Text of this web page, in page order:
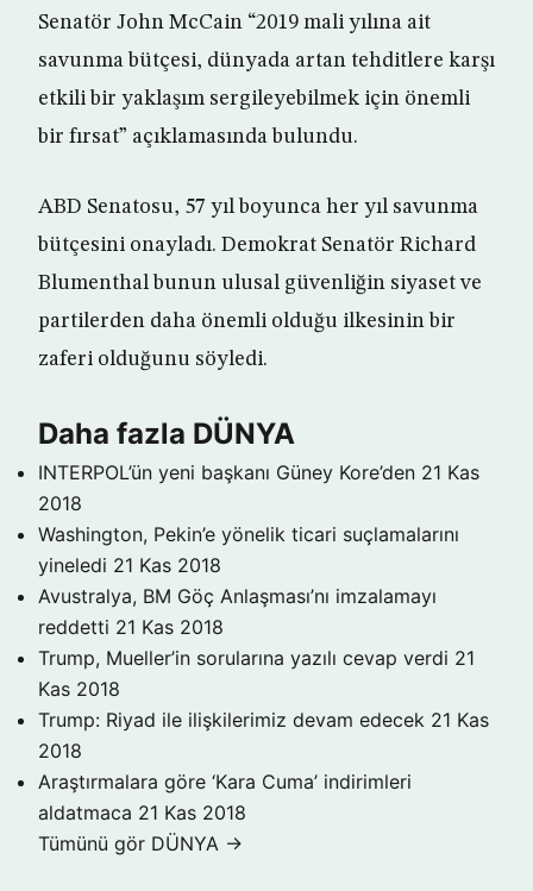
Senatör John McCain “2019 mali yılına ait
savunma bütçesi, dünyada artan tehditlere karşı
etkili bir yaklaşım sergileyebilmek için önemli
bir fırsat” açıklamasında bulundu.
ABD Senatosu, 57 yıl boyunca her yıl savunma
bütçesini onayladı. Demokrat Senatör Richard
Blumenthal bunun ulusal güvenliğin siyaset ve
partilerden daha önemli olduğu ilkesinin bir
zaferi olduğunu söyledi.
Daha fazla DÜNYA
INTERPOL’ün yeni başkanı Güney Kore’den 21 Kas
2018
Washington, Pekin’e yönelik ticari suçlamalarını
yineledi 21 Kas 2018
Avustralya, BM Göç Anlaşması’nı imzalamayı
reddetti 21 Kas 2018
Trump, Mueller’in sorularına yazılı cevap verdi 21
Kas 2018
Trump: Riyad ile ilişkilerimiz devam edecek 21 Kas
2018
Araştırmalara göre ‘Kara Cuma’ indirimleri
aldatmaca 21 Kas 2018
Tümünü gör DÜNYA →